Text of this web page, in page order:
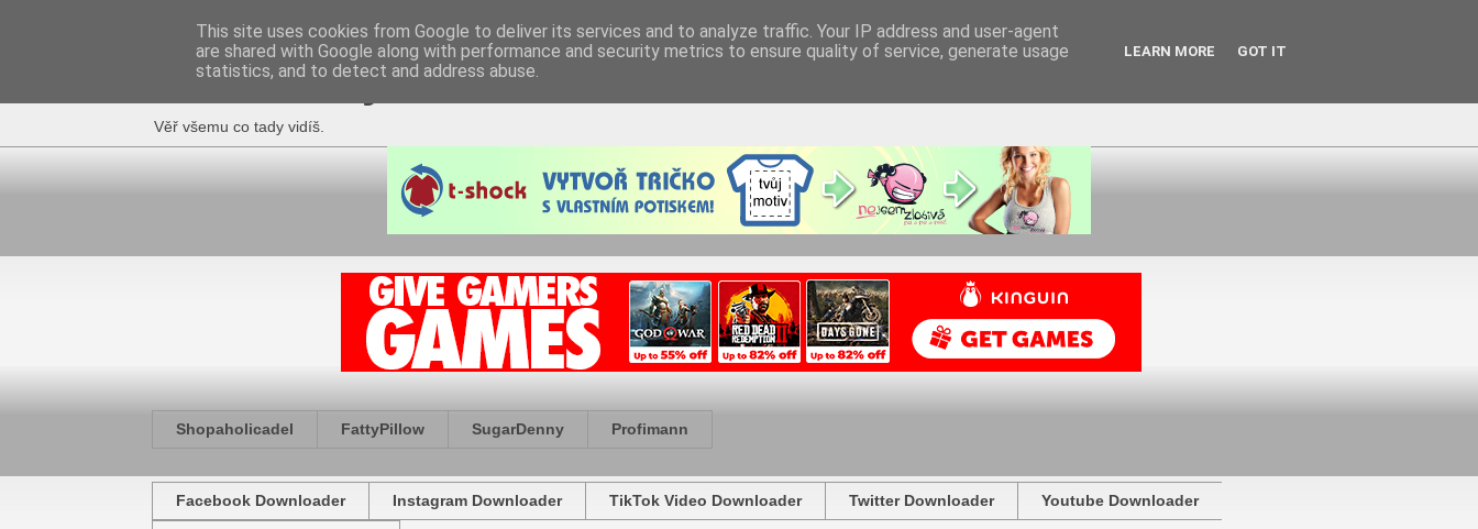
Fakečlánky
Věř všemu co tady vidíš.
Shopaholicadel FattyPillow SugarDenny Profimann
Facebook Downloader Instagram Downloader TikTok Video Downloader Twitter Downloader Youtube Downloader
This site uses cookies from Google to deliver its services and to analyze traffic. Your IP address and user-agent
are shared with Google along with performance and security metrics to ensure quality of service, generate usage
statistics, and to detect and address abuse.
LEARN MORE GOT IT